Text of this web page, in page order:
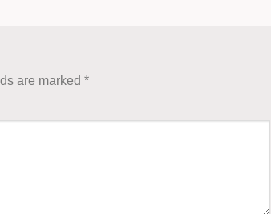
are marked *